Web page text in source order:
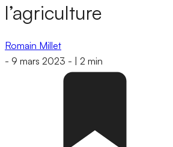
l’agriculture
Romain Millet
- 9 mars 2023 - 2 min